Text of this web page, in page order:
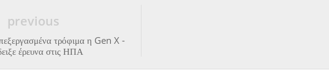
previous
τρόφιμα η Gen X -
έρευνα στις ΗΠΑ